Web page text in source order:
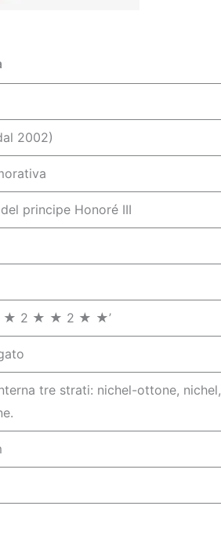
2002)
principe Honoré III
2 ★ ★ 2 ★ ★’
tre strati: nichel-ottone, nichel,